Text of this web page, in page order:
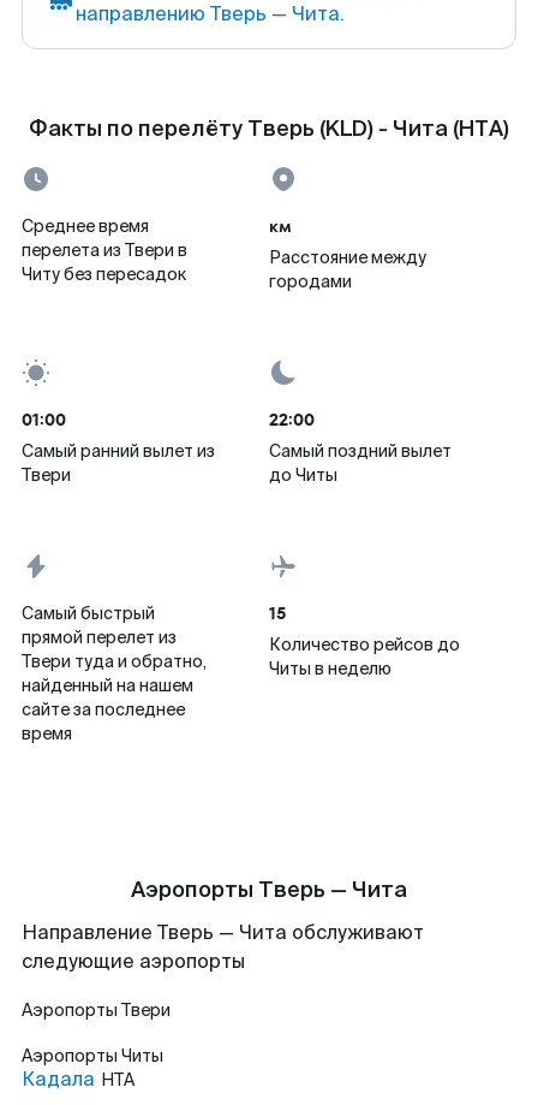
направлению Тверь — Чита.
Факты по перелёту Тверь (KLD) - Чита (HTA)
Среднее время
перелета из Твери в
Читу без пересадок
км
Расстояние между
городами
01:00
Самый ранний вылет из
Твери
22:00
Самый поздний вылет
до Читы
Самый быстрый
прямой перелет из
Твери туда и обратно,
найденный на нашем
сайте за последнее
время
15
Количество рейсов до
Читы в неделю
Аэропорты Тверь — Чита
Направление Тверь — Чита обслуживают
следующие аэропорты
Аэропорты Твери
Аэропорты Читы
Кадала HTA